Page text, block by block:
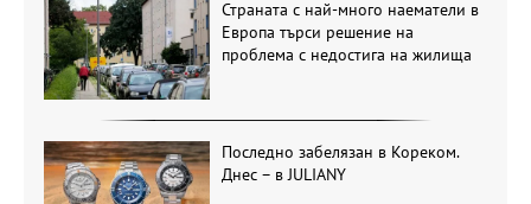
Страната с най-много наематели в
Европа търси решение на
проблема с недостига на жилища
Последно забелязан в Кореком.
Днес – в JULIANY